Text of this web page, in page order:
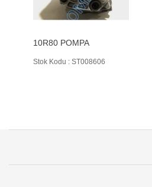
10R80 POMPA
Stok Kodu : ST008606